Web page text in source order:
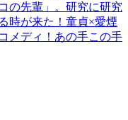
の先輩」。研究に研究
時が来た！童貞×愛煙
メディ！あの手この手